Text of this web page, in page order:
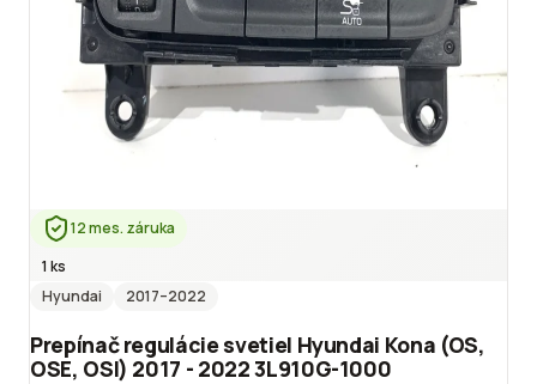
12 mes. záruka
1 ks
Hyundai
2017–2022
Prepínač regulácie svetiel Hyundai Kona (OS,
OSE, OSI) 2017 - 2022 3L910G-1000